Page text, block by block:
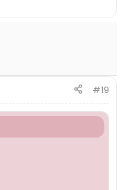
#19